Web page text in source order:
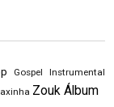
Gospel Instrumental
Zouk Álbum